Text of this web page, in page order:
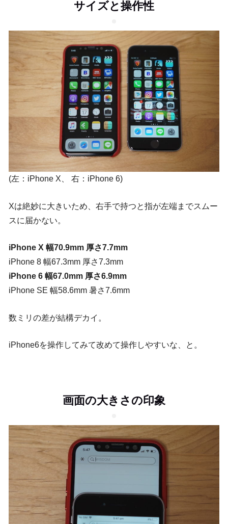
サイズと操作性
(左：iPhone X、 右：iPhone 6)
Xは絶妙に大きいため、右手で持つと指が左端までスムー
スに届かない。
iPhone X 幅70.9mm 厚さ7.7mm
iPhone 8 幅67.3mm 厚さ7.3mm
iPhone 6 幅67.0mm 厚さ6.9mm
iPhone SE 幅58.6mm 暑さ7.6mm
数ミリの差が結構デカイ。
iPhone6を操作してみて改めて操作しやすいな、と。
画面の大きさの印象